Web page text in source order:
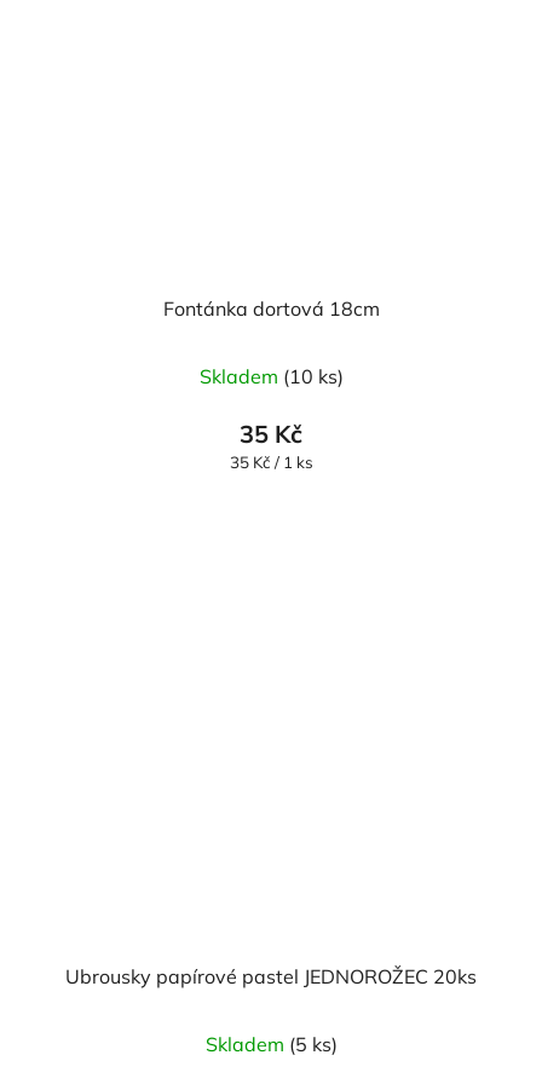
Fontánka dortová 18cm
Skladem (10 ks)
35 Kč
Měrná
35 Kč / 1 ks
Ubrousky papírové pastel JEDNOROŽEC 20ks
Skladem (5 ks)